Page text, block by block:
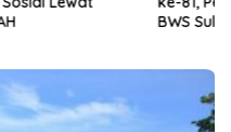
BWS Sulawesi IV Perkuat